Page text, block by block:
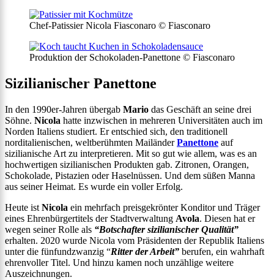
Chef-Patissier Nicola Fiasconaro © Fiasconaro
Produktion der Schokoladen-Panettone © Fiasconaro
Sizilianischer Panettone
In den 1990er-Jahren übergab Mario das Geschäft an seine drei
Söhne. Nicola hatte inzwischen in mehreren Universitäten auch im
Norden Italiens studiert. Er entschied sich, den traditionell
norditalienischen, weltberühmten MailänderPanettone auf
sizilianische Art zu interpretieren. Mit so gut wie allem, was es an
hochwertigen sizilianischen Produkten gab. Zitronen, Orangen,
Schokolade, Pistazien oder Haselnüssen. Und dem süßen Manna
aus seiner Heimat. Es wurde ein voller Erfolg.
Heute ist Nicola ein mehrfach preisgekrönter Konditor und Träger
eines Ehrenbürgertitels der Stadtverwaltung Avola. Diesen hat er
wegen seiner Rolle als “Botschafter sizilianischer Qualität”
erhalten. 2020 wurde Nicola vom Präsidenten der Republik Italiens
unter die fünfundzwanzig “Ritter der Arbeit” berufen, ein wahrhaft
ehrenvoller Titel. Und hinzu kamen noch unzählige weitere
Auszeichnungen.